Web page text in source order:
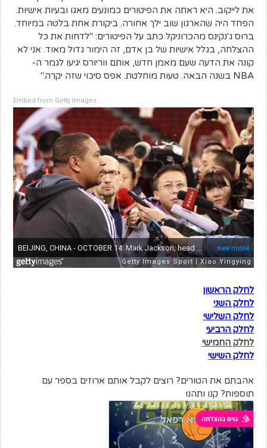
את לייקוב. היא ראתה את הפיטורים כמונעים מאגו ובעיות אישיות.
הפחד היה שהארגון שוב ילך אחורה. ביקורת אחת בלטה במיוחד.
ברוס ג'נקינס מהכרוניקל כתב על הפיטורים: "לדחות את כל
ההצלחה, בגלל אישיות של בן אדם, זה הימור גדול מאוד. אני לא
קונה את הדעה שעם מאמן חדש, אותם ווריורס יגיעו לגמר ה-
NBA בשנה הבאה. טעות מוחלטת. אפס סיכוי שזה יקרה."
Embed from Getty Images
לחלק הראשון
לחלק השני
לחלק השלישי
לחלק הרביעי
לחלק החמישי
לחלק השישי
אהבתם את הטורים? רוצים לקבל אותם ארוזים בספר עם
תוספות? קנו ותהנו